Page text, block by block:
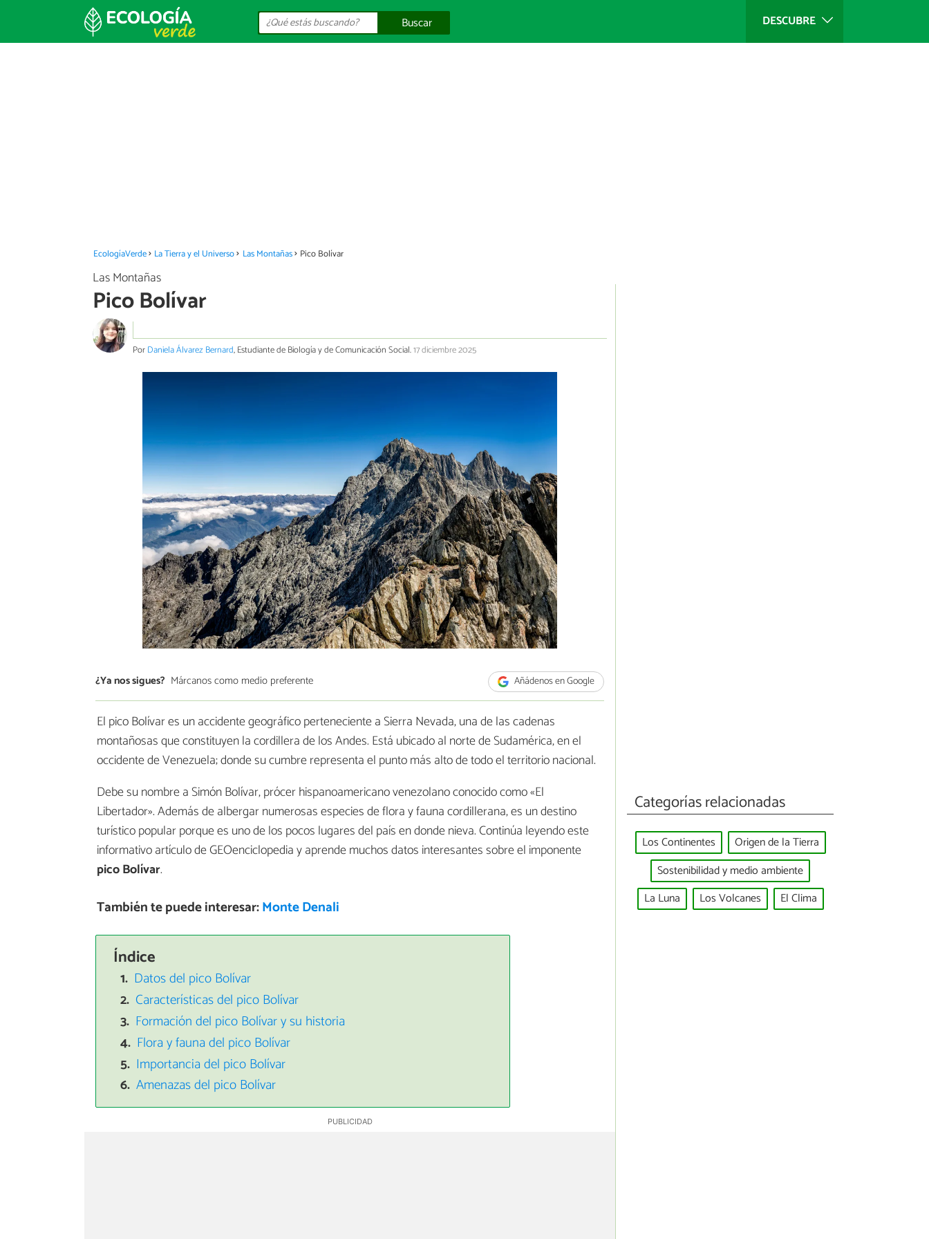
DESCUBRE
Buscar
EcologíaVerde La Tierra y el Universo Las Montañas Pico Bolívar
Las Montañas
Pico Bolívar
PorDaniela Álvarez Bernard, Estudiante de Biología y de Comunicación Social.17 diciembre 2025
¿Ya nos sigues? Márcanos como medio preferente Añádenos en Google
El pico Bolívar es un accidente geográfico perteneciente a Sierra Nevada, una de las cadenas
montañosas que constituyen la cordillera de los Andes. Está ubicado al norte de Sudamérica, en el
occidente de Venezuela; donde su cumbre representa el punto más alto de todo el territorio nacional.
Debe su nombre a Simón Bolívar, prócer hispanoamericano venezolano conocido como «El
Libertador». Además de albergar numerosas especies de flora y fauna cordillerana, es un destino
turístico popular porque es uno de los pocos lugares del país en donde nieva. Continúa leyendo este
informativo artículo de GEOenciclopedia y aprende muchos datos interesantes sobre el imponente
pico Bolívar.
También te puede interesar:Monte Denali
Índice
Datos del pico Bolívar
Características del pico Bolívar
Formación del pico Bolívar y su historia
Flora y fauna del pico Bolívar
Importancia del pico Bolívar
Amenazas del pico Bolívar
Categorías relacionadas
Los Continentes
Origen de la Tierra
Sostenibilidad y medio ambiente
La Luna
Los Volcanes El Clima